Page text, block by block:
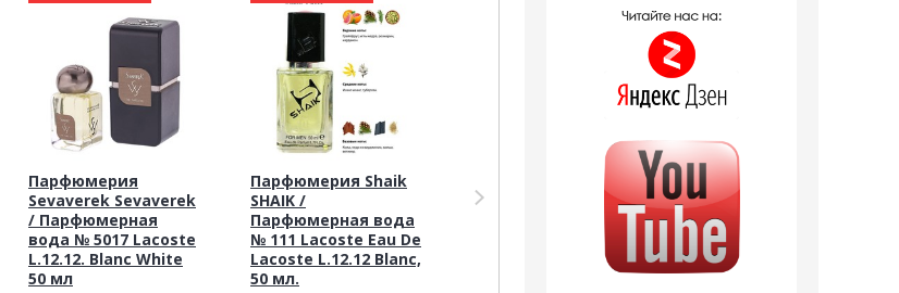
Парфюмерия
Sevaverek Sevaverek
/ Парфюмерная
вода № 5017 Lacoste
L.12.12. Blanc White
50 мл
Парфюмерия Shaik
SHAIK /
Парфюмерная вода
№ 111 Lacoste Eau De
Lacoste L.12.12 Blanc,
50 мл.
Парфюмерия Shaik
Shaik M111 (Lacoste
L.12.12 Blanc), 50 ml
Парфюмерия Shaik
SHAIK /
Парфюмерная вода
№ 5512 Lacoste Eau
De Lacoste L.12.12
Blanc, 50 мл.